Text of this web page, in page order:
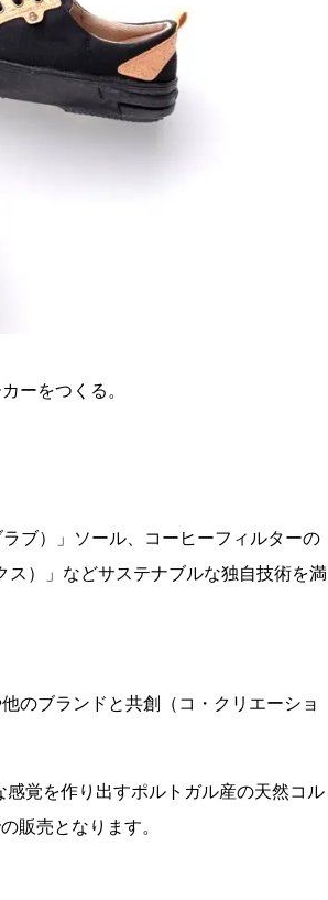
ーをつくる。
ブ）」ソール、コーヒーフィルターの
）」などサステナブルな独自技術を満
のブランドと共創（コ・クリエーショ
覚を作り出すポルトガル産の天然コル
販売となります。